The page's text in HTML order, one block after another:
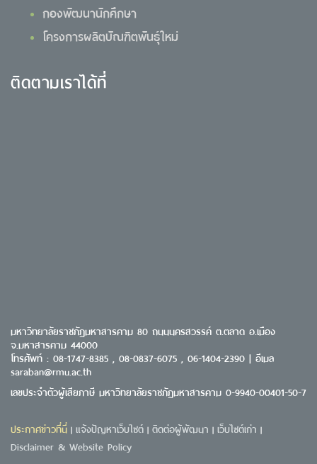
กองพัฒนานักศึกษา
โครงการผลิตบัณฑิตพันธุ์ใหม่
ติดตามเราได้ที่
มหาวิทยาลัยราชภัฏมหาสารคาม 80 ถนนนครสวรรค์ ต.ตลาด อ.เมือง
จ.มหาสารคาม 44000
โทรศัพท์ : 08-1747-8385 , 08-0837-6075 , 06-1404-2390 | อีเมล
saraban@rmu.ac.th
เลขประจำตัวผู้เสียภาษี มหาวิทยาลัยราชภัฏมหาสารคาม 0-9940-00401-50-7
ประกาศข่าวที่นี่ | แจ้งปัญหาเว็บไซต์ | ติดต่อผู้พัฒนา | เว็บไซต์เก่า |
Disclaimer & Website Policy